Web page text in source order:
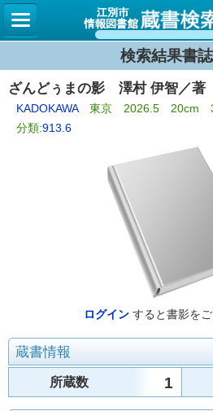
検索結果書
ざんどぅまの影 澤村 伊智／著
KADOKAWA東京 2026.5 20cm
分類:913.6
ログイン すると書影を
蔵書情報
所蔵数 1